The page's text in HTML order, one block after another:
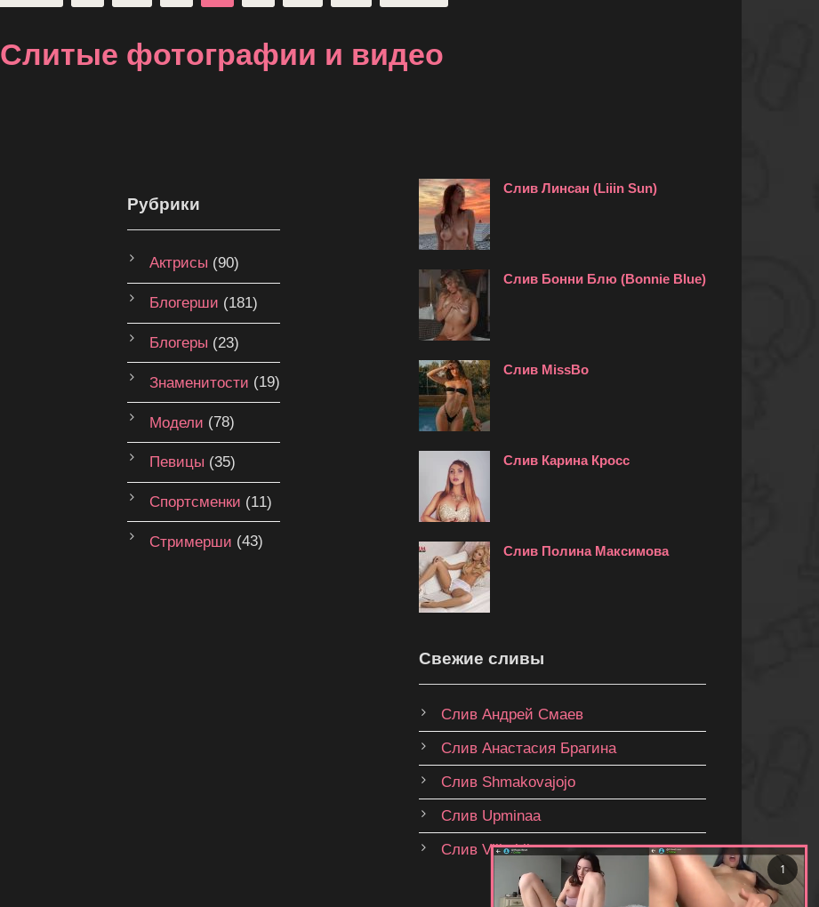
Слитые фотографии и видео
Рубрики
Актрисы (90)
Блогерши (181)
Блогеры (23)
Знаменитости (19)
Модели (78)
Певицы (35)
Спортсменки (11)
Стримерши (43)
Слив Линсан (Liiin Sun)
Слив Бонни Блю (Bonnie Blue)
Слив MissBo
Слив Карина Кросс
Слив Полина Максимова
Свежие сливы
Слив Андрей Смаев
Слив Анастасия Брагина
Слив Shmakovajojo
Слив Upminaa
Слив Vilkablinn
✕